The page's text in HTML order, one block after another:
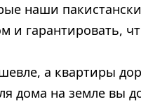
наши
и гарантировать,
а квартиры
дома на земле вы